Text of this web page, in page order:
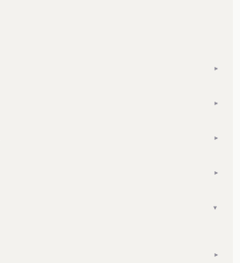
▾
▾
▾
▾
▾
▾